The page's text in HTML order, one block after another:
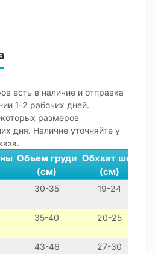
есть в наличие и отправка
1-2 рабочих дней.
размеров
дня. Наличие уточняйте у
Объем груди
(см)
Обхват шеи
(см)
30-35 19-24
35-40 20-25
43-46 27-30